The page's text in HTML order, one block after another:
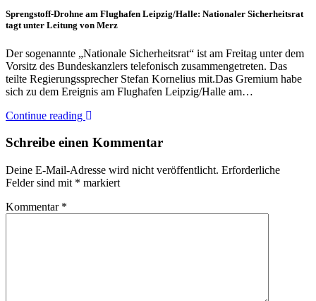
Sprengstoff-Drohne am Flughafen Leipzig/Halle: Nationaler Sicherheitsrat
tagt unter Leitung von Merz
Der sogenannte „Nationale Sicherheitsrat“ ist am Freitag unter dem
Vorsitz des Bundeskanzlers telefonisch zusammengetreten. Das
teilte Regierungssprecher Stefan Kornelius mit.Das Gremium habe
sich zu dem Ereignis am Flughafen Leipzig/Halle am…
Continue reading
Schreibe einen Kommentar
Deine E-Mail-Adresse wird nicht veröffentlicht. Erforderliche
Felder sind mit * markiert
Kommentar *